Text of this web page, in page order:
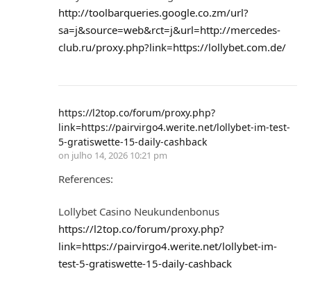
http://toolbarqueries.google.co.zm/url?
sa=j&source=web&rct=j&url=http://mercedes-
club.ru/proxy.php?link=https://lollybet.com.de/
https://l2top.co/forum/proxy.php?
link=https://pairvirgo4.werite.net/lollybet-im-test-
5-gratiswette-15-daily-cashback
on julho 14, 2026 10:21 pm
References:
Lollybet Casino Neukundenbonus
https://l2top.co/forum/proxy.php?
link=https://pairvirgo4.werite.net/lollybet-im-
test-5-gratiswette-15-daily-cashback